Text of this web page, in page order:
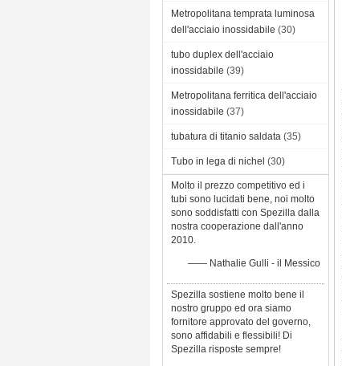
Metropolitana temprata luminosa
dell'acciaio inossidabile (30)
tubo duplex dell'acciaio
inossidabile (39)
Metropolitana ferritica dell'acciaio
inossidabile (37)
tubatura di titanio saldata (35)
Tubo in lega di nichel (30)
Molto il prezzo competitivo ed i
tubi sono lucidati bene, noi molto
sono soddisfatti con Spezilla dalla
nostra cooperazione dall'anno
2010.
—— Nathalie Gulli - il Messico
Spezilla sostiene molto bene il
nostro gruppo ed ora siamo
fornitore approvato del governo,
sono affidabili e flessibili! Di
Spezilla risposte sempre!